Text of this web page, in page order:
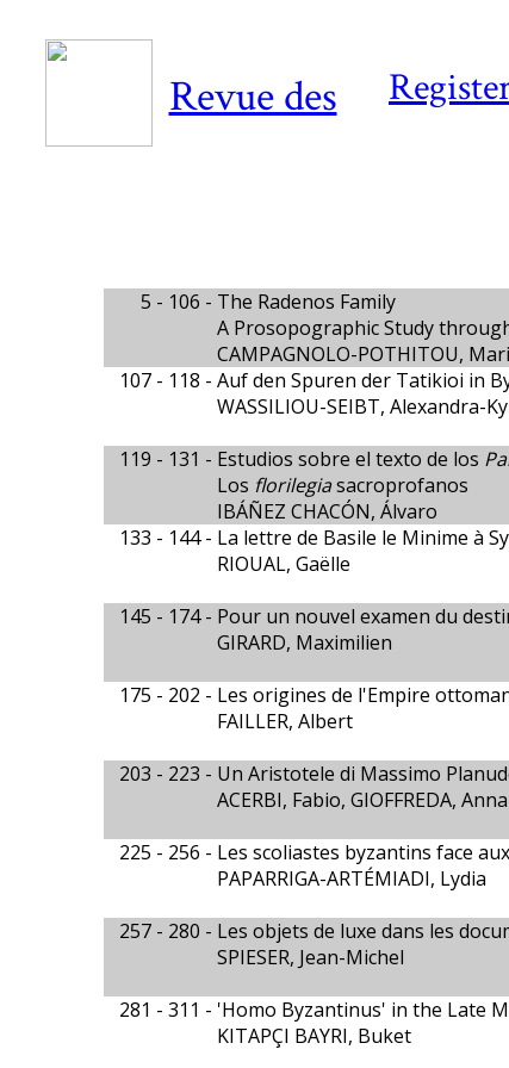
Revue des
5 - 106 - The Radenos Family
A Prosopographic Study
CAMPAGNOLO-POTHITOU,
107 - 118 - Auf den Spuren der Tatikioi in
WASSILIOU-SEIBT, Alexandra-
119 - 131 - Estudios sobre el texto de los
Los florilegiasacroprofanos
IBÁÑEZ CHACÓN, Álvaro
133 - 144 - La lettre de Basile le Minime à
RIOUAL, Gaëlle
145 - 174 - Pour un nouvel examen du
GIRARD, Maximilien
175 - 202 - Les origines de l'Empire
FAILLER, Albert
203 - 223 - Un Aristotele di Massimo
ACERBI, Fabio, GIOFFREDA, Anna
225 - 256 - Les scoliastes byzantins face
PAPARRIGA-ARTÉMIADI, Lydia
257 - 280 - Les objets de luxe dans les
SPIESER, Jean-Michel
281 - 311 - 'Homo Byzantinus' in the Late
KITAPÇI BAYRI, Buket